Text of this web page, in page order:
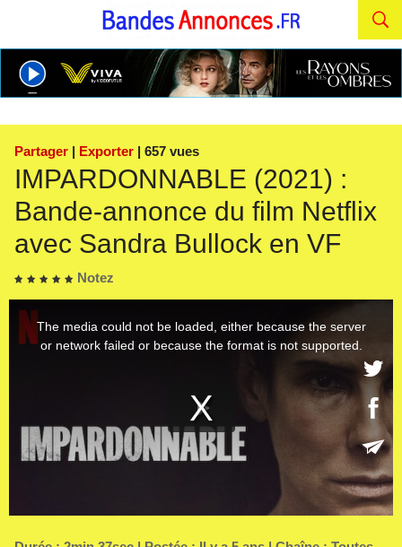
Partager | Exporter | 657 vues
IMPARDONNABLE (2021) :
Bande-annonce du film Netflix
avec Sandra Bullock en VF
Notez